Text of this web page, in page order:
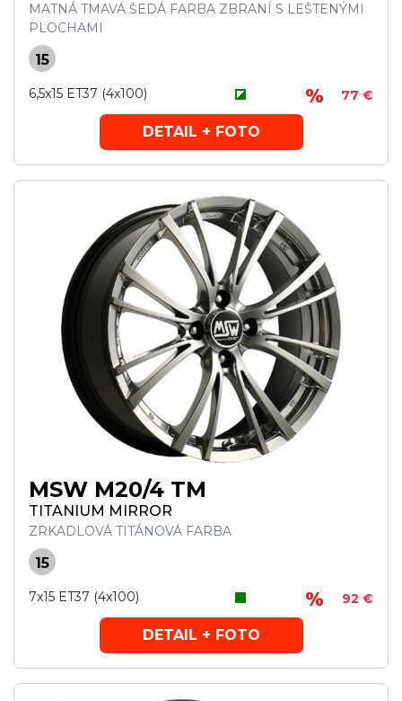
MATNÁ TMAVÁ ŠEDÁ FARBA ZBRANÍ S LEŠTENÝMI
PLOCHAMI
15
6,5x15 ET37 (4x100) 77 €
DETAIL + FOTO
MSW M20/4 TM
TITANIUM MIRROR
ZRKADLOVÁ TITÁNOVÁ FARBA
15
7x15 ET37 (4x100) 92 €
DETAIL + FOTO